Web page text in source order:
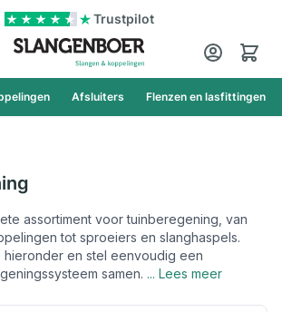
Trustpilot
Cart
Afsluiters Flenzen en lasfittingen
assortiment voor tuinberegening, van
tot sproeiers en slanghaspels.
en stel eenvoudig een
samen. ... Lees meer